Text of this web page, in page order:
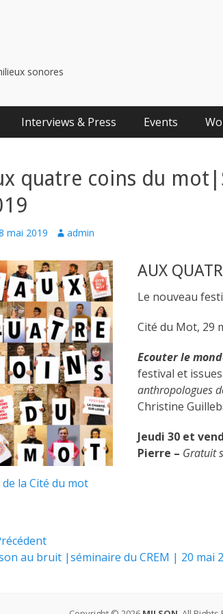
sonores
Interviews & Press Events
quatre coins du
mai 2019 Author
admin
AUX
Le nouveau
Cité du Mot, 29
Ecouter le
festival et
anthropologues
Christine
Jeudi 30 et
Pierre – Gratuit
de la Cité du mot
au bruit |séminaire du CREM | 20 mai